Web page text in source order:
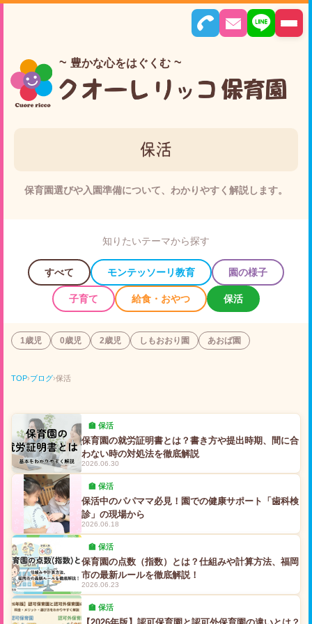
豊かな心をはぐくむ
保活
保育園選びや入園準備について、わかりやすく解説します。
知りたいテーマから探す
すべて モンテッソーリ教育 園の様子
子育て 給食・おやつ 保活
1歳児 0歳児 2歳児 しもおおり園 あおば園
TOP›ブログ›保活
🏫 保活
保育園の就労証明書とは？書き方や提出時期、間に合
わない時の対処法を徹底解説
2026.06.30
🏫 保活
保活中のパパママ必見！園での健康サポート「歯科検
診」の現場から
2026.06.18
🏫 保活
保育園の点数（指数）とは？仕組みや計算方法、福岡
市の最新ルールを徹底解説！
2026.06.23
🏫 保活